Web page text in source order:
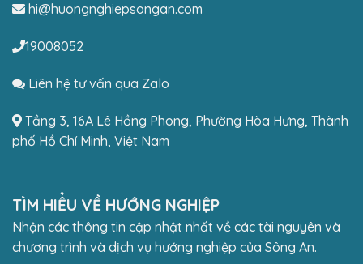
hi@huongnghiepsongan.com
19008052
Liên hệ tư vấn qua Zalo
Tầng 3, 16A Lê Hồng Phong, Phường Hòa Hưng, Thành
phố Hồ Chí Minh, Việt Nam
TÌM HIỂU VỀ HƯỚNG NGHIỆP
Nhận các thông tin cập nhật nhất về các tài nguyên và
chương trình và dịch vụ hướng nghiệp của Sông An.